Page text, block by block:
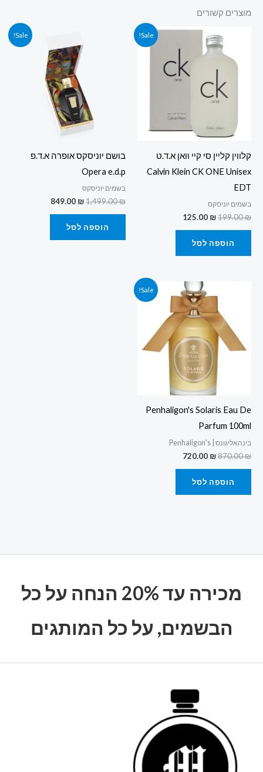
מוצרים קשורים
Sale!
קלווין קליין סי קיי וואן א.ד.ט
Calvin Klein CK ONE Unisex
EDT
בשמים יוניסקס
199.00₪
המחיר
המקורי
היה:
125.00 ₪
המחיר
הוא:
125.00 ₪.
הוספה לסל
Sale!
בושם יוניסקס אופרה א.ד.פ
Opera e.d.p
בשמים יוניסקס
1,499.00₪
היה:
1,499.00 ₪.
849.00 ₪
המחיר
הנוכחי
הוא:
849.00 ₪.
הוספה לסל
Sale!
Penhaligon's Solaris Eau De
Parfum 100ml
בינהאליגונס | Penhaligon's
870.00₪
המחיר
המקורי
870.00 ₪.
720.00 ₪
הנוכחי
הוא:
720.00 ₪.
הוספה לסל
מכירה עד 20% הנחה על כל
הבשמים, על כל המותגים